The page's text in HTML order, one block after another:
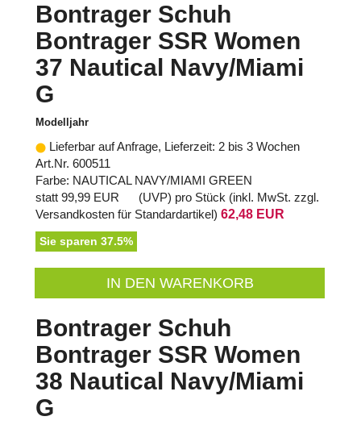
Bontrager Schuh
Bontrager SSR Women
37 Nautical Navy/Miami
G
Modelljahr
Lieferbar auf Anfrage, Lieferzeit: 2 bis 3 Wochen
Art.Nr. 600511
Farbe: NAUTICAL NAVY/MIAMI GREEN
statt 99,99 EUR (UVP) pro Stück (inkl. MwSt. zzgl.
Versandkosten für Standardartikel) 62,48 EUR
Sie sparen 37.5%
IN DEN WARENKORB
Bontrager Schuh
Bontrager SSR Women
38 Nautical Navy/Miami
G